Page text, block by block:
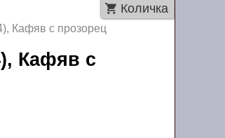
Количка
Кафяв с прозорец
Кафяв с